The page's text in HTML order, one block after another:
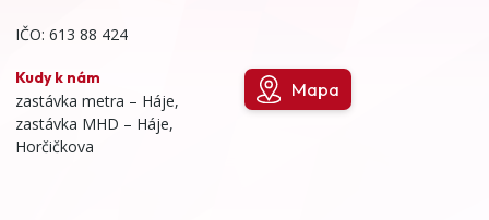
IČO: 613 88 424
Kudy k nám
zastávka metra – Háje,
zastávka MHD – Háje,
Horčičkova
Mapa